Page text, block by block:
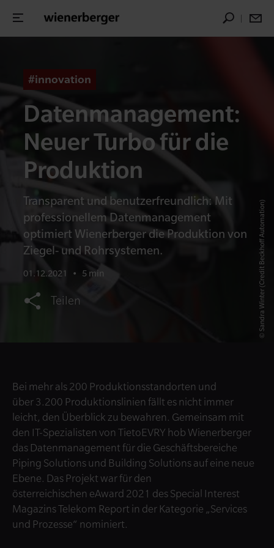
© Sandra Winter (Credit Beckhoff Automation)
#innovation
Datenmanage­ment:
Neuer Turbo für die
Produktion
Transparent und benutzerfreundlich: Mit
professionellem Datenmanagement
optimiert Wienerberger die Produktion von
Ziegel- und Rohrsystemen.
01.12.2021 • 5 min
Teilen
Bei mehr als 200 Produktionsstandorten und
über 3.200 Produktionslinien fällt es nicht immer
leicht, den Überblick zu bewahren. Gemeinsam mit
den IT-Spezialisten von TietoEVRY hob Wienerberger
das Datenmanagement für die Geschäftsbereiche
Piping Solutions und Building Solutions auf eine neue
Ebene. Das Projekt war für den
österreichischen eAward 2021 des Special Interest
Magazins Telekom Report in der Kategorie „Services
und Prozesse“ nominiert.